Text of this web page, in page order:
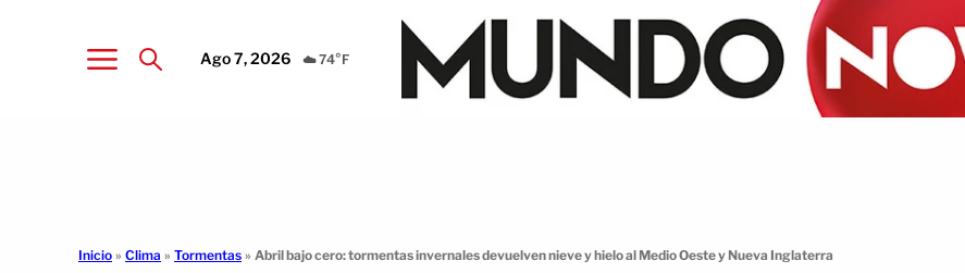
Ago 7, 2026 ☁️ 74°F
Inicio » Clima » Tormentas » Abril bajo cero: tormentas invernales devuelven nieve y hielo al Medio Oeste y Nueva Inglaterra